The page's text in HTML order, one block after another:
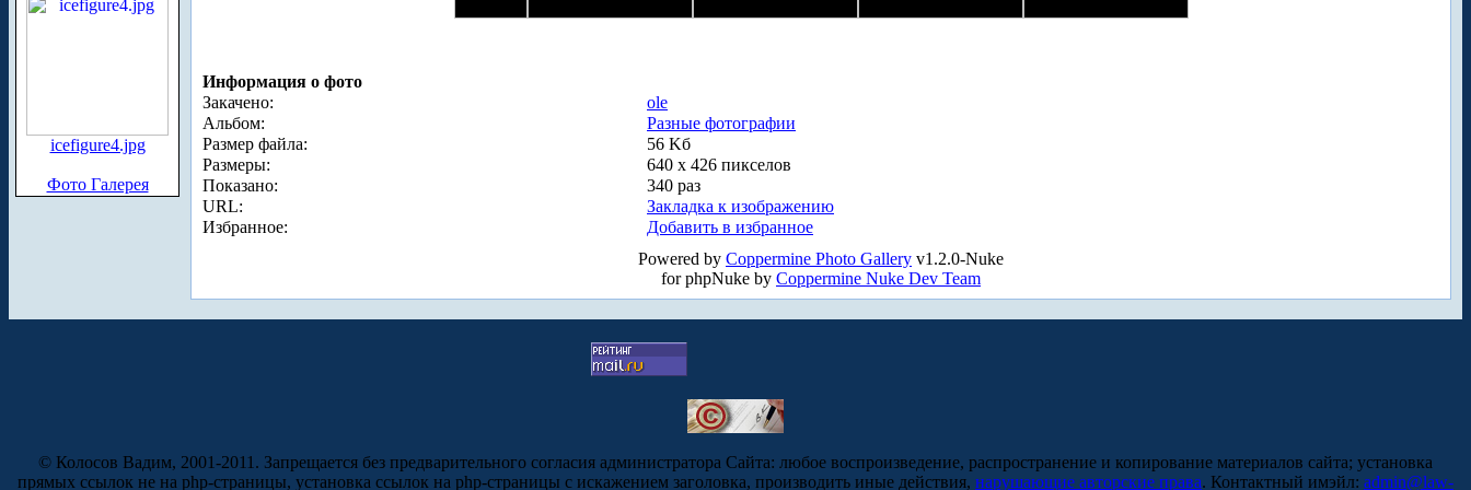
icefigure4.jpg
Фото Галерея
Информация о фото
Закачено:
ole
Альбом:
Разные фотографии
Размер файла:
56 Kб
Размеры:
640 x 426 пикселов
Показано:
340 раз
URL:
Закладка к изображению
Избранное:
Добавить в избранное
Powered by Coppermine Photo Gallery v1.2.0-Nuke
for phpNuke by Coppermine Nuke Dev Team
© Колосов Вадим, 2001-2011. Запрещается без предварительного согласия администратора Сайта: любое воспроизведение, распространение и копирование материалов сайта; установка
прямых ссылок не на php-страницы, установка ссылок на php-страницы с искажением заголовка, производить иные действия, нарушающие авторские права. Контактный имэйл: admin@law-